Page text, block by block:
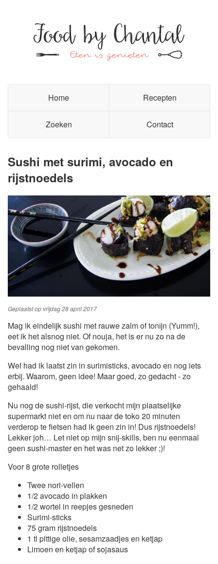
Home Recepten
Zoeken Contact
Sushi met surimi, avocado en
rijstnoedels
Geplaatst op vrijdag 28 april 2017
Mag ik eindelijk sushi met rauwe zalm of tonijn (Yumm!),
eet ik het alsnog niet. Of nouja, het is er nu zo na de
bevalling nog niet van gekomen.
Wel had ik laatst zin in surimisticks, avocado en nog iets
erbij. Waarom, geen idee! Maar goed, zo gedacht - zo
gehaald!
Nu nog de sushi-rijst, die verkocht mijn plaatselijke
supermarkt niet en om nu naar de toko 20 minuten
verderop te fietsen had ik geen zin in! Dus rijstnoedels!
Lekker joh… Let niet op mijn snij-skills, ben nu eenmaal
geen sushi-master en het was net zo lekker ;)!
Voor 8 grote rolletjes
Twee nori-vellen
1/2 avocado in plakken
1/2 wortel in reepjes gesneden
Surimi-sticks
75 gram rijstnoedels
1 tl pittige olie, sesamzaadjes en ketjap
Limoen en ketjap of sojasaus